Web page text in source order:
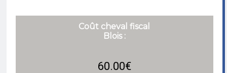
Coût cheval fiscal
Blois :
60.00€